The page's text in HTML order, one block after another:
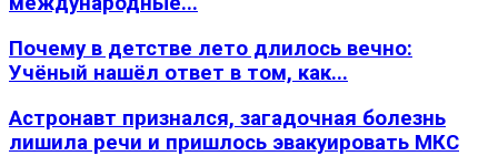
Почему в детстве лето длилось вечно:
Учёный нашёл ответ в том, как...
Астронавт признался, загадочная болезнь
лишила речи и пришлось эвакуировать МКС